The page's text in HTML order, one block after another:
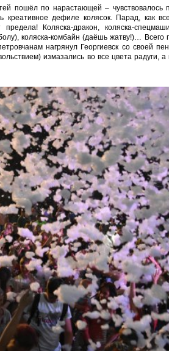
пошёл по нарастающей – чувствовалось
креативное дефиле колясок. Парад, как
Коляска-дракон, коляска-
коляска-комбайн (даёшь жатву!)… Всего
нагрянул Георгиевск со своей
измазались во все цвета радуги,